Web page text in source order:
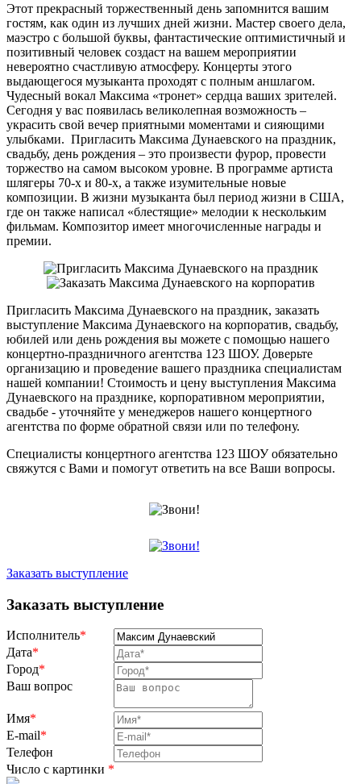
Этот прекрасный торжественный день запомнится вашим
гостям, как один из лучших дней жизни. Мастер своего дела,
маэстро с большой буквы, фантастические оптимистичный и
позитивный человек создаст на вашем мероприятии
невероятно счастливую атмосферу. Концерты этого
выдающегося музыканта проходят с полным аншлагом.
Чудесный вокал Максима «тронет» сердца ваших зрителей.
Сегодня у вас появилась великолепная возможность –
украсить свой вечер приятными моментами и сияющими
улыбками. Пригласить Максима Дунаевского на праздник,
свадьбу, день рождения – это произвести фурор, провести
торжество на самом высоком уровне. В программе артиста
шлягеры 70-х и 80-х, а также изумительные новые
композиции. В жизни музыканта был период жизни в США,
где он также написал «блестящие» мелодии к нескольким
фильмам. Композитор имеет многочисленные награды и
премии.
Пригласить Максима Дунаевского на праздник, заказать
выступление Максима Дунаевского на корпоратив, свадьбу,
юбилей или день рождения вы можете с помощью нашего
концертно-праздничного агентства 123 ШОУ. Доверьте
организацию и проведение вашего праздника специалистам
нашей компании! Стоимость и цену выступления Максима
Дунаевского на празднике, корпоративном мероприятии,
свадьбе - уточняйте у менеджеров нашего концертного
агентства по форме обратной связи или по телефону.
Специалисты концертного агентства 123 ШОУ обязательно
свяжутся с Вами и помогут ответить на все Ваши вопросы.
Заказать выступление
Заказать выступление
Исполнитель*
Дата*
Город*
Ваш вопрос
Имя*
E-mail*
Телефон
Число с картинки *